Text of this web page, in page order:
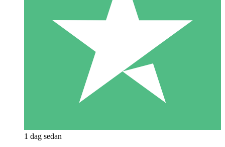
1 dag sedan